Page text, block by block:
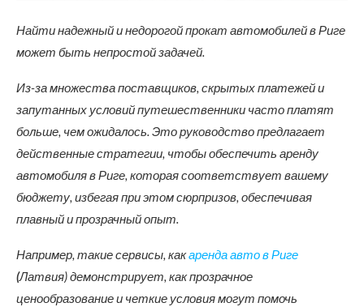
Найти надежный и недорогой прокат автомобилей в Риге
может быть непростой задачей.
Из-за множества поставщиков, скрытых платежей и
запутанных условий путешественники часто платят
больше, чем ожидалось. Это руководство предлагает
действенные стратегии, чтобы обеспечить аренду
автомобиля в Риге, которая соответствует вашему
бюджету, избегая при этом сюрпризов, обеспечивая
плавный и прозрачный опыт.
Например, такие сервисы, какаренда авто в Риге
(Латвия) демонстрирует, как прозрачное
ценообразование и четкие условия могут помочь